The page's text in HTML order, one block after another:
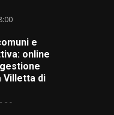
e
online
Villetta di